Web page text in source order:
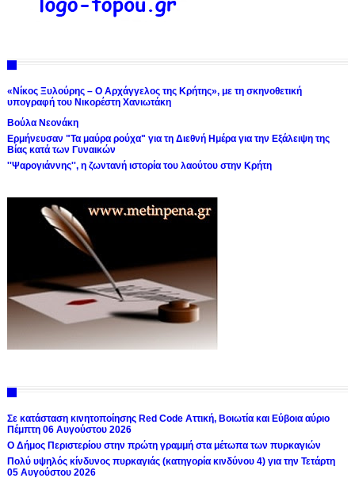
«Νίκος Ξυλούρης – Ο Αρχάγγελος της Κρήτης», με τη σκηνοθετική
υπογραφή του Νικορέστη Χανιωτάκη
Βούλα Νεονάκη
Ερμήνευσαν "Τα μαύρα ρούχα" για τη Διεθνή Ημέρα για την Εξάλειψη της
Βίας κατά των Γυναικών
''Ψαρογιάννης'', η ζωντανή ιστορία του λαούτου στην Κρήτη
Σε κατάσταση κινητοποίησης Red Code Αττική, Βοιωτία και Εύβοια αύριο
Πέμπτη 06 Αυγούστου 2026
Ο Δήμος Περιστερίου στην πρώτη γραμμή στα μέτωπα των πυρκαγιών
Πολύ υψηλός κίνδυνος πυρκαγιάς (κατηγορία κινδύνου 4) για την Τετάρτη
05 Αυγούστου 2026